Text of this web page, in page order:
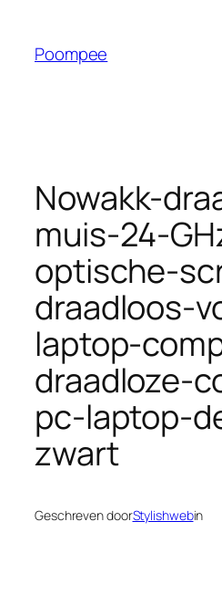
Poompee
Nowakk-
muis-24-
optische-
draadloos-
laptop-
draadloze-
pc-laptop-
zwart
Geschreven doorStylishwebin